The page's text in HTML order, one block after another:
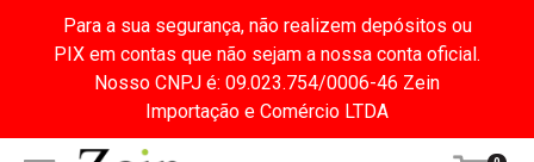
Para a sua segurança, não realizem depósitos ou
PIX em contas que não sejam a nossa conta oficial.
Nosso CNPJ é: 09.023.754/0006-46 Zein
Importação e Comércio LTDA